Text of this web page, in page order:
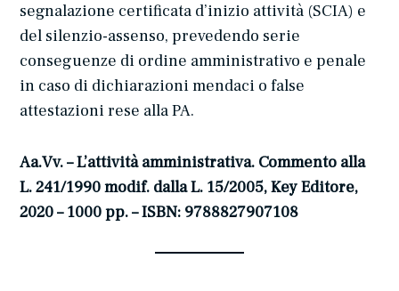
segnalazione certificata d’inizio attività (SCIA) e
del silenzio-assenso, prevedendo serie
conseguenze di ordine amministrativo e penale
in caso di dichiarazioni mendaci o false
attestazioni rese alla PA.
Aa.Vv. – L’attività amministrativa. Commento alla
L. 241/1990 modif. dalla L. 15/2005, Key Editore,
2020 – 1000 pp. – ISBN: 9788827907108